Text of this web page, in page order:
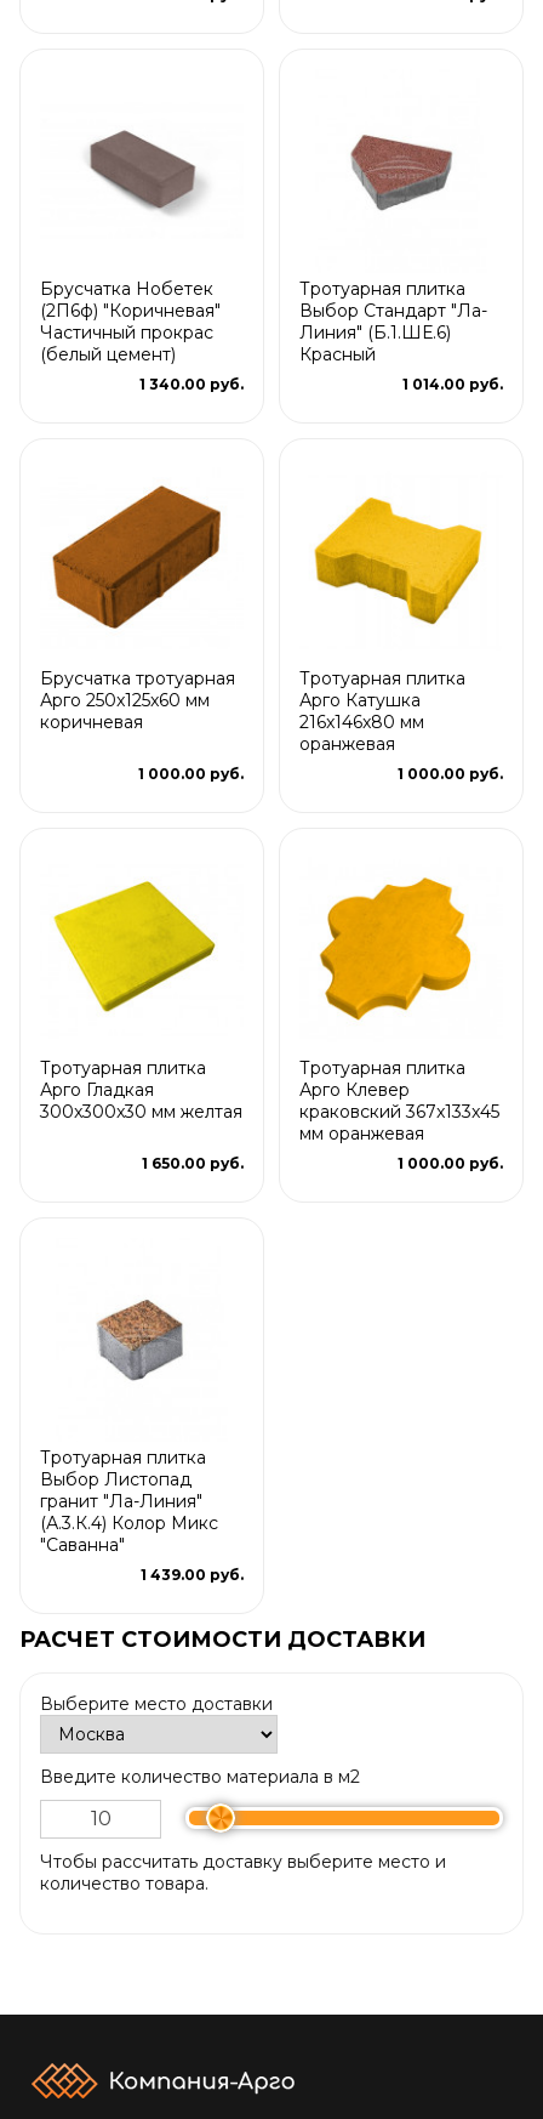
Брусчатка Нобетек
(2П6ф) "Коричневая"
Частичный прокрас
(белый цемент)
1 340.00 руб.
Тротуарная плитка
Выбор Стандарт "Ла-
Линия" (Б.1.ШЕ.6)
Красный
1 014.00 руб.
Брусчатка тротуарная
Арго 250x125x60 мм
коричневая
1 000.00 руб.
Тротуарная плитка
Арго Катушка
216x146x80 мм
оранжевая
1 000.00 руб.
Тротуарная плитка
Арго Гладкая
300x300x30 мм желтая
1 650.00 руб.
Тротуарная плитка
Арго Клевер
краковский 367x133x45
мм оранжевая
1 000.00 руб.
Тротуарная плитка
Выбор Листопад
гранит "Ла-Линия"
(А.3.К.4) Колор Микс
"Саванна"
1 439.00 руб.
РАСЧЕТ СТОИМОСТИ ДОСТАВКИ
Выберите место доставки
Введите количество материала в м2
Чтобы рассчитать доставку выберите место и
количество товара.